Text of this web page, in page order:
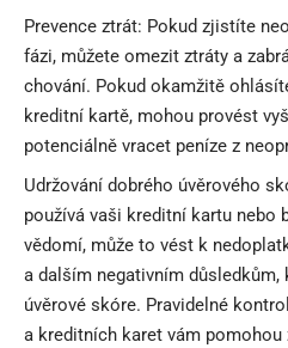
Prevence ztrát: Pokud zjistíte
fázi, můžete omezit ztráty a
chování. Pokud okamžitě
kreditní kartě, mohou provést
potenciálně vracet peníze z
Udržování dobrého úvěrového
používá vaši kreditní kartu nebo
vědomí, může to vést k
a dalším negativním
úvěrové skóre. Pravidelné
a kreditních karet vám